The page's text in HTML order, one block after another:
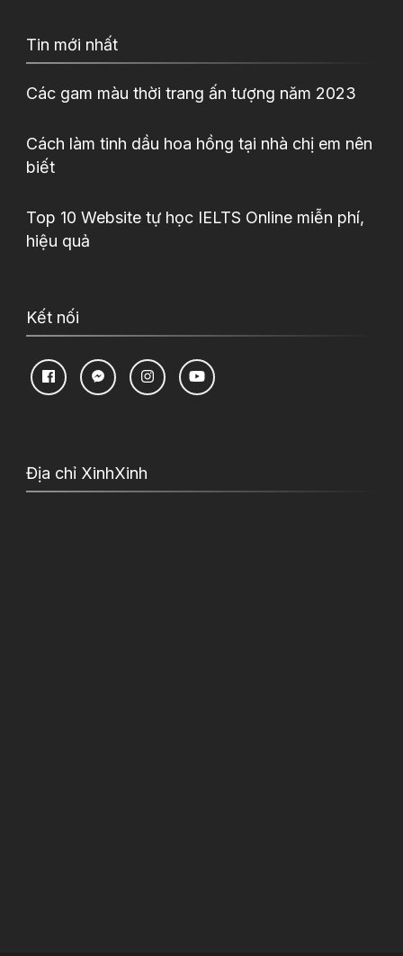
Tin mới nhất
Các gam màu thời trang ấn tượng năm 2023
Cách làm tinh dầu hoa hồng tại nhà chị em nên
biết
Top 10 Website tự học IELTS Online miễn phí,
hiệu quả
Kết nối
Địa chỉ XinhXinh